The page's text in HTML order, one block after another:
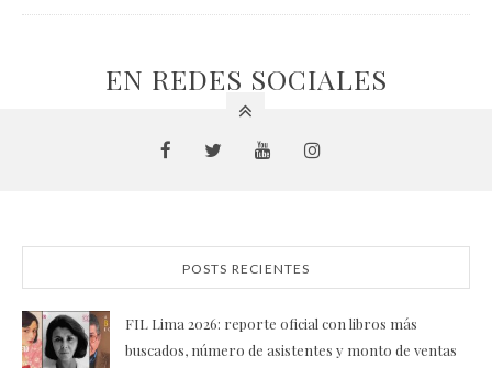
EN REDES SOCIALES
POSTS RECIENTES
FIL Lima 2026: reporte oficial con libros más
buscados, número de asistentes y monto de ventas